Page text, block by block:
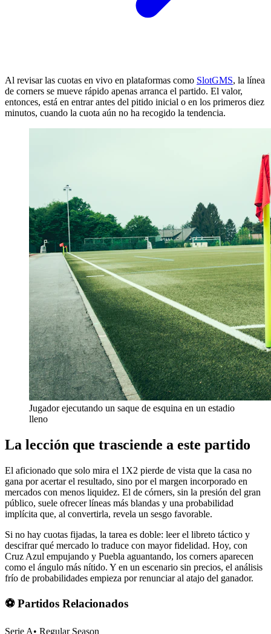
Al revisar las cuotas en vivo en plataformas como SlotGMS, la línea
de corners se mueve rápido apenas arranca el partido. El valor,
entonces, está en entrar antes del pitido inicial o en los primeros diez
minutos, cuando la cuota aún no ha recogido la tendencia.
Jugador ejecutando un saque de esquina en un estadio
lleno
La lección que trasciende a este partido
El aficionado que solo mira el 1X2 pierde de vista que la casa no
gana por acertar el resultado, sino por el margen incorporado en
mercados con menos liquidez. El de córners, sin la presión del gran
público, suele ofrecer líneas más blandas y una probabilidad
implícita que, al convertirla, revela un sesgo favorable.
Si no hay cuotas fijadas, la tarea es doble: leer el libreto táctico y
descifrar qué mercado lo traduce con mayor fidelidad. Hoy, con
Cruz Azul empujando y Puebla aguantando, los corners aparecen
como el ángulo más nítido. Y en un escenario sin precios, el análisis
frío de probabilidades empieza por renunciar al atajo del ganador.
⚽ Partidos Relacionados
Serie A• Regular Season